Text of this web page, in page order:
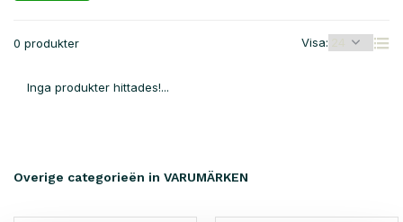
0 produkter Visa:
Inga produkter hittades!...
Overige categorieën in VARUMÄRKEN